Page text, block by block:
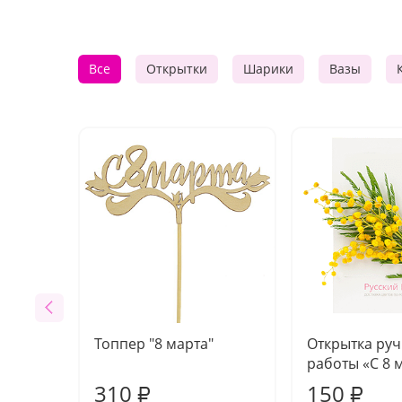
Все Открытки Шарики Вазы
Топпер "8 марта"
310 ₽
Открытка
работы «С 8
150 ₽